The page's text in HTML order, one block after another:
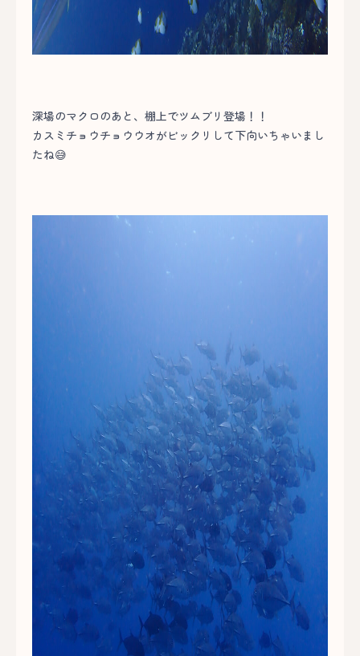
深場のマクロのあと、棚上でツムブリ登場！！
カスミチョウチョウウオがビックリして下向いちゃいまし
たね😅